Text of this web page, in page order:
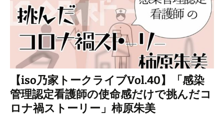
【iso乃家トークライブVol.40】「感染
管理認定看護師の使命感だけで挑んだコ
ロナ禍ストーリー」柿原朱美